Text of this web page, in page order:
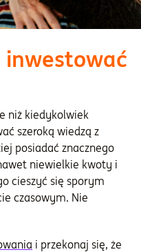
inwestować
niż kiedykolwiek
szeroką wiedzą z
posiadać znacznego
niewielkie kwoty i
cieszyć się sporym
czasowym. Nie
i przekonaj się, że